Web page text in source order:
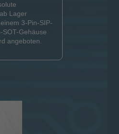
Lager
3-Pin-SIP-
SOT-Gehäuse
angeboten.